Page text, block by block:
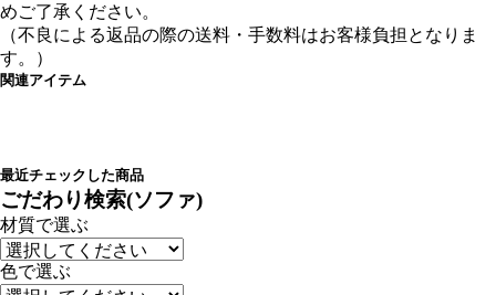
めご了承ください。
（不良による返品の際の送料・手数料はお客様負担となりま
す。）
関連アイテム
最近チェックした商品
ごだわり検索(ソファ)
材質で選ぶ
色で選ぶ